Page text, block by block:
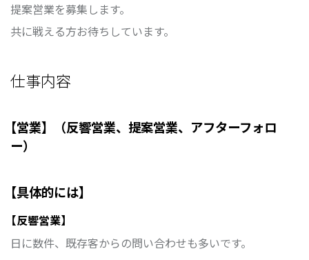
提案営業を募集します。
共に戦える方お待ちしています。
仕事内容
【営業】（反響営業、提案営業、アフターフォロ
ー）
【具体的には】
【反響営業】
日に数件、既存客からの問い合わせも多いです。